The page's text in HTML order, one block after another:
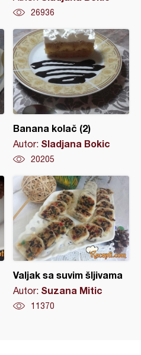
26936
Banana kolač (2)
Autor: Sladjana Bokic
20205
Valjak sa suvim šljivama
Autor: Suzana Mitic
11370